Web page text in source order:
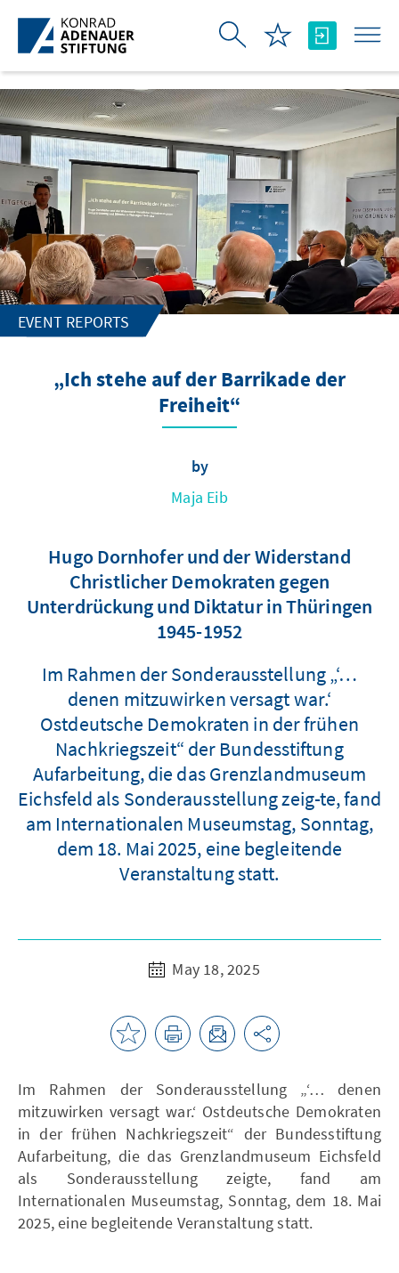
Skip to Main Content
EVENT REPORTS
„Ich stehe auf der Barrikade der
Freiheit“
by
Maja Eib
Hugo Dornhofer und der Widerstand
Christlicher Demokraten gegen
Unterdrückung und Diktatur in Thüringen
1945-1952
Im Rahmen der Sonderausstellung „‘…
denen mitzuwirken versagt war.‘
Ostdeutsche Demokraten in der frühen
Nachkriegszeit“ der Bundesstiftung
Aufarbeitung, die das Grenzlandmuseum
Eichsfeld als Sonderausstellung zeig-te, fand
am Internationalen Museumstag, Sonntag,
dem 18. Mai 2025, eine begleitende
Veranstaltung statt.
May 18, 2025
Im Rahmen der Sonderausstellung „‘… denen
mitzuwirken versagt war.‘ Ostdeutsche Demokraten
in der frühen Nachkriegszeit“ der Bundesstiftung
Aufarbeitung, die das Grenzlandmuseum Eichsfeld
als Sonderausstellung zeigte, fand am
Internationalen Museumstag, Sonntag, dem 18. Mai
2025, eine begleitende Veranstaltung statt.